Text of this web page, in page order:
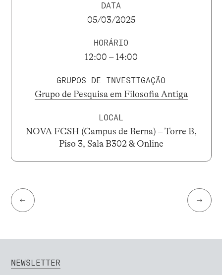
DATA
05/03/2025
HORÁRIO
12:00 – 14:00
GRUPOS DE INVESTIGAÇÃO
Grupo de Pesquisa em Filosofia Antiga
LOCAL
NOVA FCSH (Campus de Berna) – Torre B,
Piso 3, Sala B302 & Online
← →
NEWSLETTER